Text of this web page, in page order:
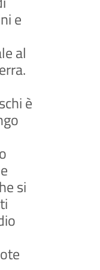
e
al
è
si